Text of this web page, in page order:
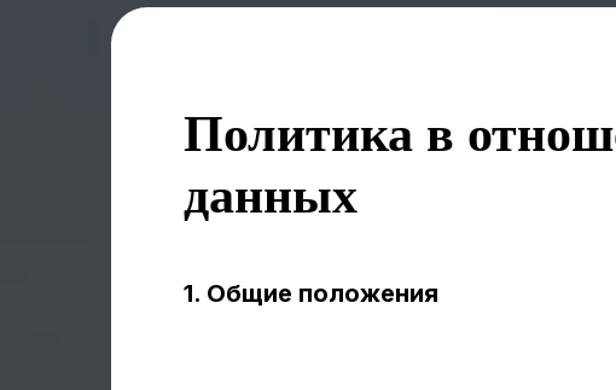
Политика в
данных
1. Общие положения